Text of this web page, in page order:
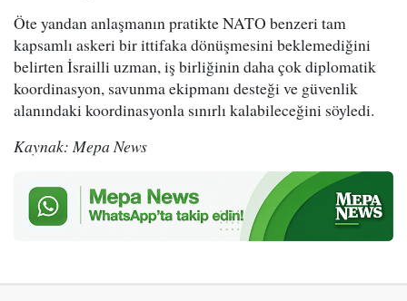
Öte yandan anlaşmanın pratikte NATO benzeri tam
kapsamlı askeri bir ittifaka dönüşmesini beklemediğini
belirten İsrailli uzman, iş birliğinin daha çok diplomatik
koordinasyon, savunma ekipmanı desteği ve güvenlik
alanındaki koordinasyonla sınırlı kalabileceğini söyledi.
Kaynak: Mepa News